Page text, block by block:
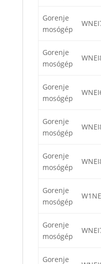
Gorenje
mosógép
Gorenje
mosógép
Gorenje
mosógép
Gorenje
mosógép
Gorenje
mosógép
Gorenje
mosógép
Gorenje
mosógép
Gorenje